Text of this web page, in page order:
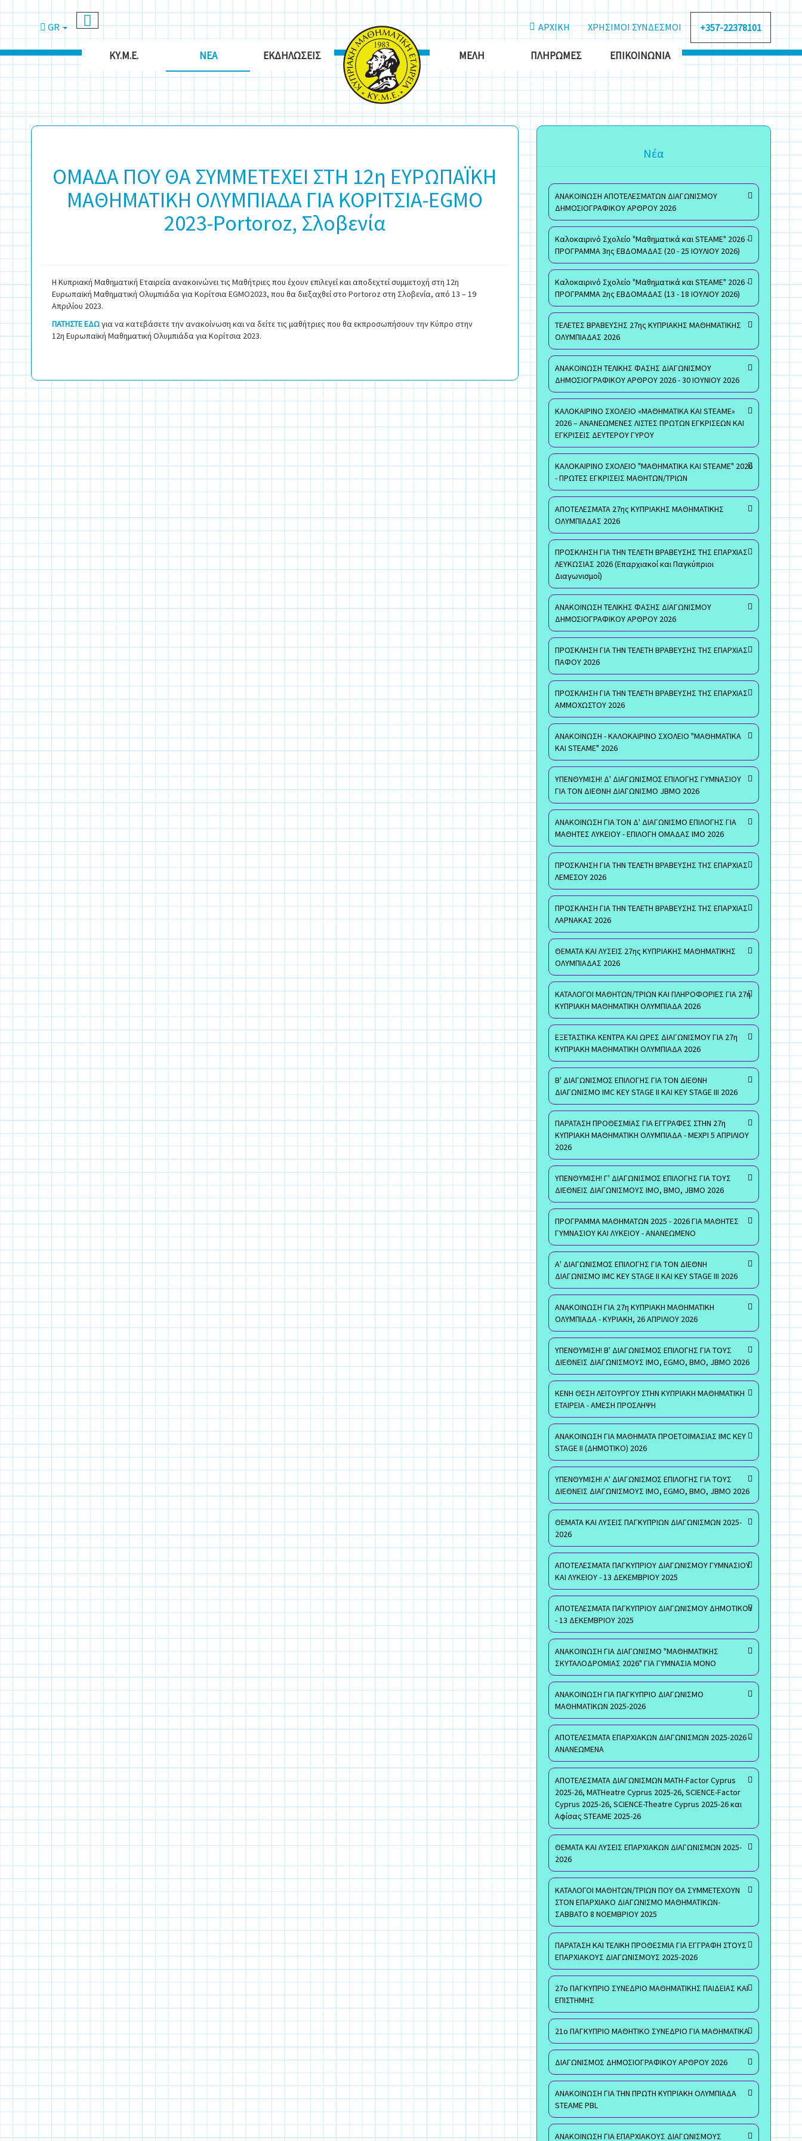
ΑΡΧΙΚΗ ΧΡΗΣΙΜΟΙ ΣΥΝΔΕΣΜΟΙ +357-22378101
GR
ΚΥ.Μ.Ε. ΝΈΑ ΕΚΔΗΛΏΣΕΙΣ ΜΈΛΗ ΠΛΗΡΩΜΈΣ ΕΠΙΚΟΙΝΩΝΊΑ
ΟΜΑΔΑ ΠΟΥ ΘΑ ΣΥΜΜΕΤΕΧΕΙ ΣΤΗ 12η ΕΥΡΩΠΑΪΚΗ
ΜΑΘΗΜΑΤΙΚΗ ΟΛΥΜΠΙΑΔΑ ΓΙΑ ΚΟΡΙΤΣΙΑ-EGMO
2023-Portoroz, Σλοβενία
Η Κυπριακή Μαθηματική Εταιρεία ανακοινώνει τις Μαθήτριες που έχουν επιλεγεί και αποδεχτεί συμμετοχή στη 12η
Ευρωπαϊκή Μαθηματική Ολυμπιάδα για Κορίτσια EGMO2023, που θα διεξαχθεί στο Portoroz στη Σλοβενία, από 13 – 19
Απριλίου 2023.
ΠΑΤΗΣΤΕ ΕΔΩγια να κατεβάσετε την ανακοίνωση και να δείτε τις μαθήτριες που θα εκπροσωπήσουν την Κύπρο στην
12η Ευρωπαϊκή Μαθηματική Ολυμπιάδα για Κορίτσια 2023.
Νέα
ΑΝΑΚΟΙΝΩΣΗ ΑΠΟΤΕΛΕΣΜΑΤΩΝ ΔΙΑΓΩΝΙΣΜΟΥ
ΔΗΜΟΣΙΟΓΡΑΦΙΚΟΥ ΑΡΘΡΟΥ 2026
Καλοκαιρινό Σχολείο "Μαθηματικά και STEAME" 2026 -
ΠΡΟΓΡΑΜΜΑ 3ης ΕΒΔΟΜΑΔΑΣ (20 - 25 ΙΟΥΛΙΟΥ 2026)
Καλοκαιρινό Σχολείο "Μαθηματικά και STEAME" 2026 -
ΠΡΟΓΡΑΜΜΑ 2ης ΕΒΔΟΜΑΔΑΣ (13 - 18 ΙΟΥΛΙΟΥ 2026)
ΤΕΛΕΤΕΣ ΒΡΑΒΕΥΣΗΣ 27ης ΚΥΠΡΙΑΚΗΣ ΜΑΘΗΜΑΤΙΚΗΣ
ΟΛΥΜΠΙΑΔΑΣ 2026
ΑΝΑΚΟΙΝΩΣΗ ΤΕΛΙΚΗΣ ΦΑΣΗΣ ΔΙΑΓΩΝΙΣΜΟΥ
ΔΗΜΟΣΙΟΓΡΑΦΙΚΟΥ ΑΡΘΡΟΥ 2026 - 30 ΙΟΥΝΙΟΥ 2026
ΚΑΛΟΚΑΙΡΙΝΟ ΣΧΟΛΕΙΟ «ΜΑΘΗΜΑΤΙΚΑ ΚΑΙ STEAME»
2026 – ΑΝΑΝΕΩΜΕΝΕΣ ΛΙΣΤΕΣ ΠΡΩΤΩΝ ΕΓΚΡΙΣΕΩΝ ΚΑΙ
ΕΓΚΡΙΣΕΙΣ ΔΕΥΤΕΡΟΥ ΓΥΡΟΥ
ΚΑΛΟΚΑΙΡΙΝΟ ΣΧΟΛΕΙΟ "ΜΑΘΗΜΑΤΙΚΑ ΚΑΙ STEAME" 2026
- ΠΡΩΤΕΣ ΕΓΚΡΙΣΕΙΣ ΜΑΘΗΤΩΝ/ΤΡΙΩΝ
ΑΠΟΤΕΛΕΣΜΑΤΑ 27ης ΚΥΠΡΙΑΚΗΣ ΜΑΘΗΜΑΤΙΚΗΣ
ΟΛΥΜΠΙΑΔΑΣ 2026
ΠΡΟΣΚΛΗΣΗ ΓΙΑ ΤΗΝ ΤΕΛΕΤΗ ΒΡΑΒΕΥΣΗΣ ΤΗΣ ΕΠΑΡΧΙΑΣ
ΛΕΥΚΩΣΙΑΣ 2026 (Επαρχιακοί και Παγκύπριοι
Διαγωνισμοί)
ΑΝΑΚΟΙΝΩΣΗ ΤΕΛΙΚΗΣ ΦΑΣΗΣ ΔΙΑΓΩΝΙΣΜΟΥ
ΔΗΜΟΣΙΟΓΡΑΦΙΚΟΥ ΑΡΘΡΟΥ 2026
ΠΡΟΣΚΛΗΣΗ ΓΙΑ ΤΗΝ ΤΕΛΕΤΗ ΒΡΑΒΕΥΣΗΣ ΤΗΣ ΕΠΑΡΧΙΑΣ
ΠΑΦΟΥ 2026
ΠΡΟΣΚΛΗΣΗ ΓΙΑ ΤΗΝ ΤΕΛΕΤΗ ΒΡΑΒΕΥΣΗΣ ΤΗΣ ΕΠΑΡΧΙΑΣ
ΑΜΜΟΧΩΣΤΟΥ 2026
ΑΝΑΚΟΙΝΩΣΗ - ΚΑΛΟΚΑΙΡΙΝΟ ΣΧΟΛΕΙΟ "ΜΑΘΗΜΑΤΙΚΑ
ΚΑΙ STEAME" 2026
ΥΠΕΝΘΥΜΙΣΗ! Δ' ΔΙΑΓΩΝΙΣΜΟΣ ΕΠΙΛΟΓΗΣ ΓΥΜΝΑΣΙΟΥ
ΓΙΑ ΤΟΝ ΔΙΕΘΝΗ ΔΙΑΓΩΝΙΣΜΟ JBMO 2026
ΑΝΑΚΟΙΝΩΣΗ ΓΙΑ ΤΟΝ Δ' ΔΙΑΓΩΝΙΣΜΟ ΕΠΙΛΟΓΗΣ ΓΙΑ
ΜΑΘΗΤΕΣ ΛΥΚΕΙΟΥ - ΕΠΙΛΟΓΗ ΟΜΑΔΑΣ ΙΜΟ 2026
ΠΡΟΣΚΛΗΣΗ ΓΙΑ ΤΗΝ ΤΕΛΕΤΗ ΒΡΑΒΕΥΣΗΣ ΤΗΣ ΕΠΑΡΧΙΑΣ
ΛΕΜΕΣΟΥ 2026
ΠΡΟΣΚΛΗΣΗ ΓΙΑ ΤΗΝ ΤΕΛΕΤΗ ΒΡΑΒΕΥΣΗΣ ΤΗΣ ΕΠΑΡΧΙΑΣ
ΛΑΡΝΑΚΑΣ 2026
ΘΕΜΑΤΑ ΚΑΙ ΛΥΣΕΙΣ 27ης ΚΥΠΡΙΑΚΗΣ ΜΑΘΗΜΑΤΙΚΗΣ
ΟΛΥΜΠΙΑΔΑΣ 2026
ΚΑΤΑΛΟΓΟΙ ΜΑΘΗΤΩΝ/ΤΡΙΩΝ ΚΑΙ ΠΛΗΡΟΦΟΡΙΕΣ ΓΙΑ 27η
ΚΥΠΡΙΑΚΗ ΜΑΘΗΜΑΤΙΚΗ ΟΛΥΜΠΙΑΔΑ 2026
ΕΞΕΤΑΣΤΙΚΑ ΚΕΝΤΡΑ ΚΑΙ ΩΡΕΣ ΔΙΑΓΩΝΙΣΜΟΥ ΓΙΑ 27η
ΚΥΠΡΙΑΚΗ ΜΑΘΗΜΑΤΙΚΗ ΟΛΥΜΠΙΑΔΑ 2026
Β' ΔΙΑΓΩΝΙΣΜΟΣ ΕΠΙΛΟΓΗΣ ΓΙΑ ΤΟΝ ΔΙΕΘΝΗ
ΔΙΑΓΩΝΙΣΜΟ IMC KEY STAGE II ΚΑΙ KEY STAGE III 2026
ΠΑΡΑΤΑΣΗ ΠΡΟΘΕΣΜΙΑΣ ΓΙΑ ΕΓΓΡΑΦΕΣ ΣΤΗΝ 27η
ΚΥΠΡΙΑΚΗ ΜΑΘΗΜΑΤΙΚΗ ΟΛΥΜΠΙΑΔΑ - ΜΕΧΡΙ 5 ΑΠΡΙΛΙΟΥ
2026
ΥΠΕΝΘΥΜΙΣΗ! Γ' ΔΙΑΓΩΝΙΣΜΟΣ ΕΠΙΛΟΓΗΣ ΓΙΑ ΤΟΥΣ
ΔΙΕΘΝΕΙΣ ΔΙΑΓΩΝΙΣΜΟΥΣ ΙΜΟ, ΒΜΟ, JBMO 2026
ΠΡΟΓΡΑΜΜΑ ΜΑΘΗΜΑΤΩΝ 2025 - 2026 ΓΙΑ ΜΑΘΗΤΕΣ
ΓΥΜΝΑΣΙΟΥ ΚΑΙ ΛΥΚΕΙΟΥ - ΑΝΑΝΕΩΜΕΝΟ
Α' ΔΙΑΓΩΝΙΣΜΟΣ ΕΠΙΛΟΓΗΣ ΓΙΑ ΤΟΝ ΔΙΕΘΝΗ
ΔΙΑΓΩΝΙΣΜΟ IMC KEY STAGE II ΚΑΙ KEY STAGE III 2026
ΑΝΑΚΟΙΝΩΣΗ ΓΙΑ 27η ΚΥΠΡΙΑΚΗ ΜΑΘΗΜΑΤΙΚΗ
ΟΛΥΜΠΙΑΔΑ - ΚΥΡΙΑΚΗ, 26 ΑΠΡΙΛΙΟΥ 2026
ΥΠΕΝΘΥΜΙΣΗ! Β' ΔΙΑΓΩΝΙΣΜΟΣ ΕΠΙΛΟΓΗΣ ΓΙΑ ΤΟΥΣ
ΔΙΕΘΝΕΙΣ ΔΙΑΓΩΝΙΣΜΟΥΣ ΙΜΟ, EGMO, ΒΜΟ, JBMO 2026
ΚΕΝΗ ΘΕΣΗ ΛΕΙΤΟΥΡΓΟΥ ΣΤΗΝ ΚΥΠΡΙΑΚΗ ΜΑΘΗΜΑΤΙΚΗ
ΕΤΑΙΡΕΙΑ - ΑΜΕΣΗ ΠΡΟΣΛΗΨΗ
ΑΝΑΚΟΙΝΩΣΗ ΓΙΑ ΜΑΘΗΜΑΤΑ ΠΡΟΕΤΟΙΜΑΣΙΑΣ IMC KEY
STAGE II (ΔΗΜΟΤΙΚΟ) 2026
ΥΠΕΝΘΥΜΙΣΗ! Α' ΔΙΑΓΩΝΙΣΜΟΣ ΕΠΙΛΟΓΗΣ ΓΙΑ ΤΟΥΣ
ΔΙΕΘΝΕΙΣ ΔΙΑΓΩΝΙΣΜΟΥΣ ΙΜΟ, EGMO, ΒΜΟ, JBMO 2026
ΘΕΜΑΤΑ ΚΑΙ ΛΥΣΕΙΣ ΠΑΓΚΥΠΡΙΩΝ ΔΙΑΓΩΝΙΣΜΩΝ 2025-
2026
ΑΠΟΤΕΛΕΣΜΑΤΑ ΠΑΓΚΥΠΡΙΟΥ ΔΙΑΓΩΝΙΣΜΟΥ ΓΥΜΝΑΣΙΟΥ
ΚΑΙ ΛΥΚΕΙΟΥ - 13 ΔΕΚΕΜΒΡΙΟΥ 2025
ΑΠΟΤΕΛΕΣΜΑΤΑ ΠΑΓΚΥΠΡΙΟΥ ΔΙΑΓΩΝΙΣΜΟΥ ΔΗΜΟΤΙΚΟΥ
- 13 ΔΕΚΕΜΒΡΙΟΥ 2025
ΑΝΑΚΟΙΝΩΣΗ ΓΙΑ ΔΙΑΓΩΝΙΣΜΟ "ΜΑΘΗΜΑΤΙΚΗΣ
ΣΚΥΤΑΛΟΔΡΟΜΙΑΣ 2026" ΓΙΑ ΓΥΜΝΑΣΙΑ ΜΟΝΟ
ΑΝΑΚΟΙΝΩΣΗ ΓΙΑ ΠΑΓΚΥΠΡΙΟ ΔΙΑΓΩΝΙΣΜΟ
ΜΑΘΗΜΑΤΙΚΩΝ 2025-2026
ΑΠΟΤΕΛΕΣΜΑΤΑ ΕΠΑΡΧΙΑΚΩΝ ΔΙΑΓΩΝΙΣΜΩΝ 2025-2026 -
ΑΝΑΝΕΩΜΕΝΑ
ΑΠΟΤΕΛΕΣΜΑΤΑ ΔΙΑΓΩΝΙΣΜΩΝ MATH-Factor Cyprus
2025-26, MATHeatre Cyprus 2025-26, SCIENCE-Factor
Cyprus 2025-26, SCIENCE-Theatre Cyprus 2025-26 και
Αφίσας STEAME 2025-26
ΘΕΜΑΤΑ ΚΑΙ ΛΥΣΕΙΣ ΕΠΑΡΧΙΑΚΩΝ ΔΙΑΓΩΝΙΣΜΩΝ 2025-
2026
ΚΑΤΑΛΟΓΟΙ ΜΑΘΗΤΩΝ/ΤΡΙΩΝ ΠΟΥ ΘΑ ΣΥΜΜΕΤΕΧΟΥΝ
ΣΤΟΝ ΕΠΑΡΧΙΑΚΟ ΔΙΑΓΩΝΙΣΜΟ ΜΑΘΗΜΑΤΙΚΩΝ-
ΣΑΒΒΑΤΟ 8 ΝΟΕΜΒΡΙΟΥ 2025
ΠΑΡΑΤΑΣΗ ΚΑΙ ΤΕΛΙΚΗ ΠΡΟΘΕΣΜΙΑ ΓΙΑ ΕΓΓΡΑΦΗ ΣΤΟΥΣ
ΕΠΑΡΧΙΑΚΟΥΣ ΔΙΑΓΩΝΙΣΜΟΥΣ 2025-2026
27ο ΠΑΓΚΥΠΡΙΟ ΣΥΝΕΔΡΙΟ ΜΑΘΗΜΑΤΙΚΗΣ ΠΑΙΔΕΙΑΣ ΚΑΙ
ΕΠΙΣΤΗΜΗΣ
21ο ΠΑΓΚΥΠΡΙΟ ΜΑΘΗΤΙΚΟ ΣΥΝΕΔΡΙΟ ΓΙΑ ΜΑΘΗΜΑΤΙΚΑ
ΔΙΑΓΩΝΙΣΜΟΣ ΔΗΜΟΣΙΟΓΡΑΦΙΚΟΥ ΑΡΘΡΟΥ 2026
ΑΝΑΚΟΙΝΩΣΗ ΓΙΑ ΤΗΝ ΠΡΩΤΗ ΚΥΠΡΙΑΚΗ ΟΛΥΜΠΙΑΔΑ
STEAME PBL
ΑΝΑΚΟΙΝΩΣΗ ΓΙΑ ΕΠΑΡΧΙΑΚΟΥΣ ΔΙΑΓΩΝΙΣΜΟΥΣ